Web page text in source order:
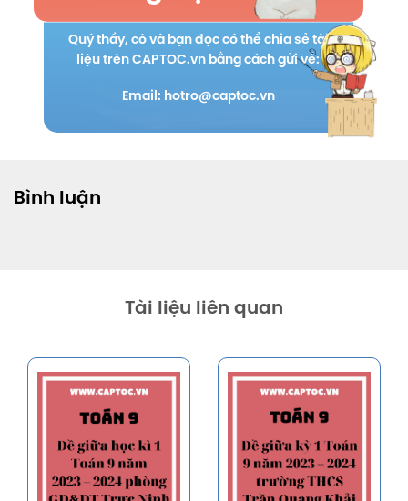
Quý thầy, cô và bạn đọc có thể chia sẻ tài
liệu trên CAPTOC.vn bằng cách gửi về:
Email: hotro@captoc.vn
Bình luận
Tài liệu liên quan